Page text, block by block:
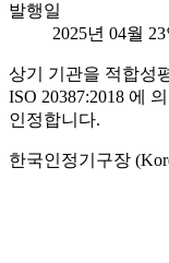
발행일
2025년 04월 23
상기 기관을 적합성
ISO 20387:2018 에
인정합니다.
한국인정기구장